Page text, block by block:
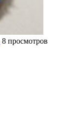
8 просмотров